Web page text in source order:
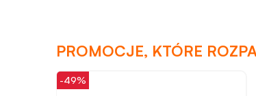
PROMOCJE, KTÓRE
-49%